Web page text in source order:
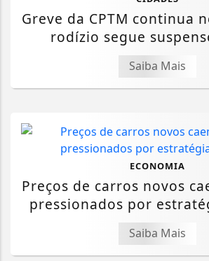
Greve da CPTM continua
rodízio segue
Saiba Mais
ECONOMIA
Preços de carros novos
pressionados por
Saiba Mais